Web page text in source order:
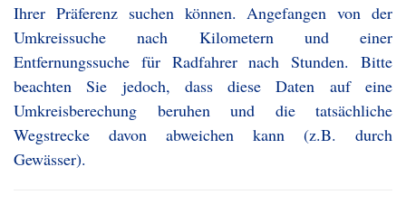
Ihrer Präferenz suchen können. Angefangen von der
Umkreissuche nach Kilometern und einer
Entfernungssuche für Radfahrer nach Stunden. Bitte
beachten Sie jedoch, dass diese Daten auf eine
Umkreisberechung beruhen und die tatsächliche
Wegstrecke davon abweichen kann (z.B. durch
Gewässer).